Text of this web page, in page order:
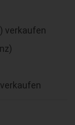
verkaufen